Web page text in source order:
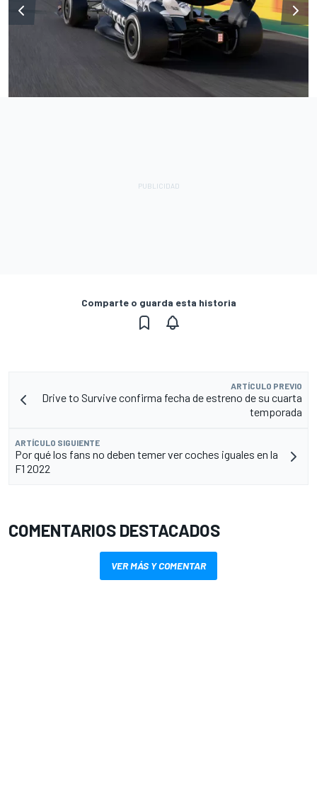
Comparte o guarda esta historia
ARTÍCULO PREVIO
Drive to Survive confirma fecha de estreno de su cuarta
temporada
ARTÍCULO SIGUIENTE
Por qué los fans no deben temer ver coches iguales en la
F1 2022
COMENTARIOS DESTACADOS
VER MÁS Y COMENTAR